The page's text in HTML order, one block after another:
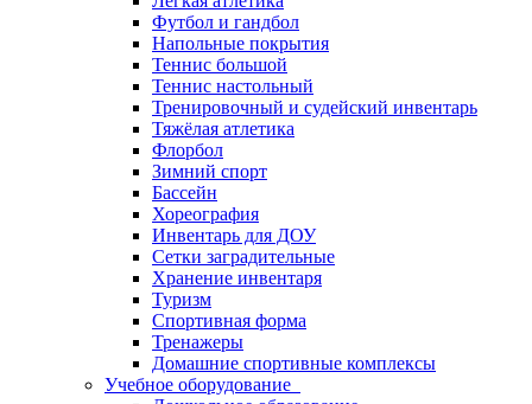
Футбол и гандбол
Напольные покрытия
Теннис большой
Теннис настольный
Тренировочный и судейский инвентарь
Тяжёлая атлетика
Флорбол
Зимний спорт
Бассейн
Хореография
Инвентарь для ДОУ
Сетки заградительные
Хранение инвентаря
Туризм
Спортивная форма
Тренажеры
Домашние спортивные комплексы
Учебное оборудование